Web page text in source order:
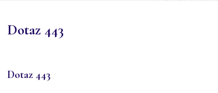
Dotaz 443
Dotaz 443